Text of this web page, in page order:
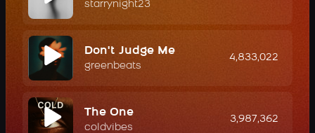
starrynight23
Don't Judge Me
greenbeats
4,833,022
The One
coldvibes
3,987,362